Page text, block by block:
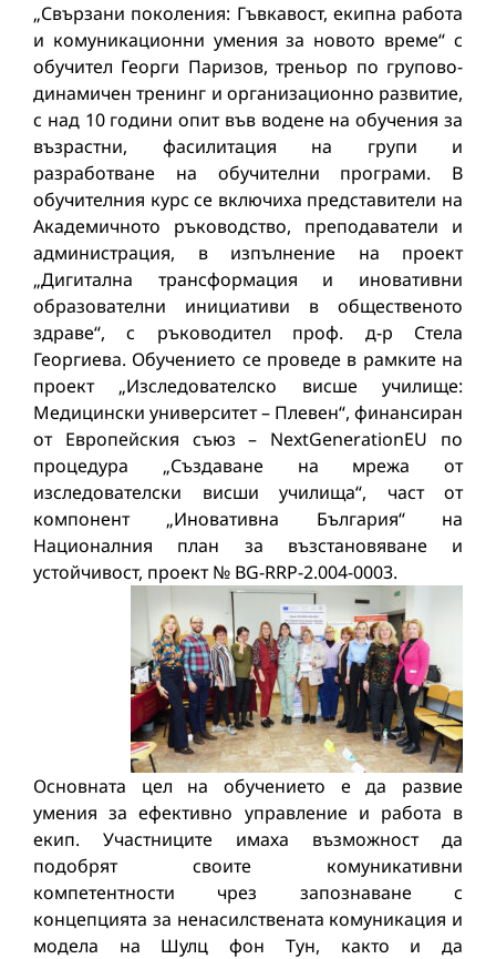
„Свързани поколения: Гъвкавост, екипна работа
и комуникационни умения за новото време“ с
обучител Георги Паризов, треньор по групово-
динамичен тренинг и организационно развитие,
с над 10 години опит във водене на обучения за
възрастни, фасилитация на групи и
разработване на обучителни програми. В
обучителния курс се включиха представители на
Академичното ръководство, преподаватели и
администрация, в изпълнение на проект
„Дигитална трансформация и иновативни
образователни инициативи в общественото
здраве“, с ръководител проф. д-р Стела
Георгиева. Обучението се проведе в рамките на
проект „Изследователско висше училище:
Медицински университет – Плевен“, финансиран
от Европейския съюз – NextGenerationEU по
процедура „Създаване на мрежа от
изследователски висши училища“, част от
компонент „Иновативна България“ на
Националния план за възстановяване и
устойчивост, проект № BG-RRP-2.004-0003.
Основната цел на обучението е да развие
умения за ефективно управление и работа в
екип. Участниците имаха възможност да
подобрят своите комуникативни
компетентности чрез запознаване с
концепцията за ненасилствената комуникация и
модела на Шулц фон Тун, както и да